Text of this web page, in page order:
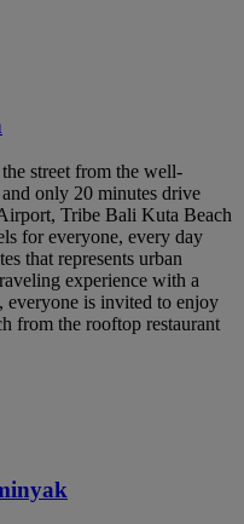
street from the well-
only 20 minutes drive
Tribe Bali Kuta Beach
for everyone, every day
that represents urban
experience with a
everyone is invited to enjoy
from the rooftop restaurant